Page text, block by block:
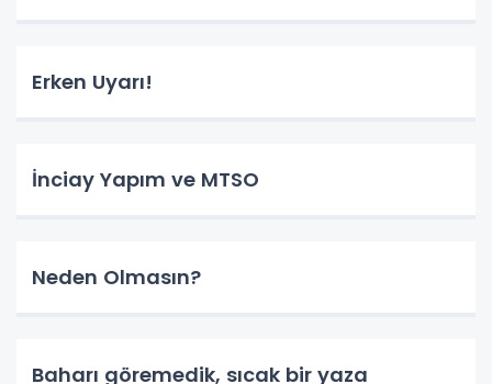
Erken Uyarı!
İnciay Yapım ve MTSO
Neden Olmasın?
Baharı göremedik, sıcak bir yaza